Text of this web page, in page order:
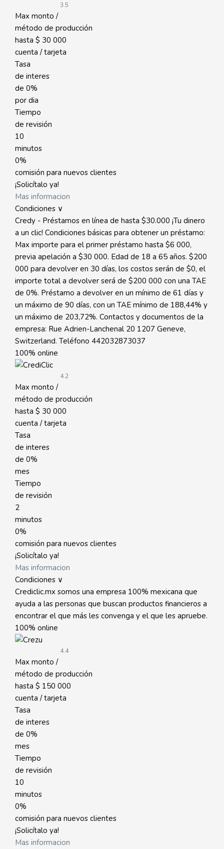
3.5
Max monto /
método de producción
hasta $ 30 000
cuenta / tarjeta
Tasa
de interes
de 0%
por dia
Tiempo
de revisión
10
minutos
0%
comisión para nuevos clientes
¡Solicítalo ya!
Mas informacion
Condiciones ∨
Credy - Préstamos en línea de hasta $30.000 ¡Tu dinero
a un clic! Condiciones básicas para obtener un préstamo:
Max importe para el primer préstamo hasta $6 000,
previa apelación a $30 000. Edad de 18 a 65 años. $200
000 para devolver en 30 días, los costos serán de $0, el
importe total a devolver será de $200 000 con una TAE
de 0%. Préstamo a devolver en un mínimo de 61 días y
un máximo de 90 días, con un TAE mínimo de 188,44% y
un máximo de 203,72%. Contactos y documentos de la
empresa: Rue Adrien-Lanchenal 20 1207 Geneve,
Switzerland. Teléfono 442032873037
100% online
4.2
Max monto /
método de producción
hasta $ 30 000
cuenta / tarjeta
Tasa
de interes
de 0%
mes
Tiempo
de revisión
2
minutos
0%
comisión para nuevos clientes
¡Solicítalo ya!
Mas informacion
Condiciones ∨
Crediclic.mx somos una empresa 100% mexicana que
ayuda a las personas que buscan productos financieros a
encontrar el que más les convenga y el que les apruebe.
100% online
4.4
Max monto /
método de producción
hasta $ 150 000
cuenta / tarjeta
Tasa
de interes
de 0%
mes
Tiempo
de revisión
10
minutos
0%
comisión para nuevos clientes
¡Solicítalo ya!
Mas informacion